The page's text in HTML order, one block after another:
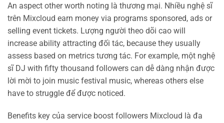
An aspect other worth noting là thương mại. Nhiều nghệ sĩ
trên Mixcloud earn money via programs sponsored, ads or
selling event tickets. Lượng người theo dõi cao will
increase ability attracting đối tác, because they usually
assess based on metrics tương tác. For example, một nghệ
sĩ DJ with fifty thousand followers can dễ dàng nhận được
lời mời to join music festival music, whereas others else
have to struggle để được noticed.
Benefits key của service boost followers Mixcloud là đa